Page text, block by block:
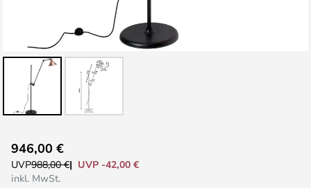
Anfang
der
946,00 €
UVP988,00 €
UVP -42,00 €
inkl. MwSt.